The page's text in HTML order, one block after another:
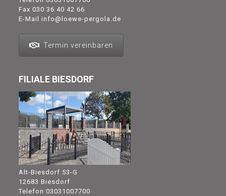
Fax 030 36 40 42 66
E-Mail info@loewe-pergola.de
Termin vereinbaren
FILIALE BIESDORF
Alt-Biesdorf 53-G
12683 Biesdorf
Telefon 03031007700